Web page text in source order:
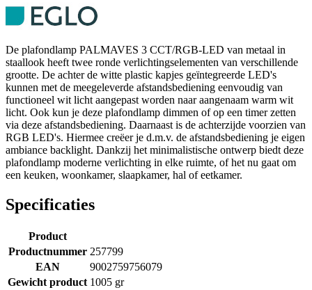
De plafondlamp PALMAVES 3 CCT/RGB-LED van metaal in
staallook heeft twee ronde verlichtingselementen van verschillende
grootte. De achter de witte plastic kapjes geïntegreerde LED's
kunnen met de meegeleverde afstandsbediening eenvoudig van
functioneel wit licht aangepast worden naar aangenaam warm wit
licht. Ook kun je deze plafondlamp dimmen of op een timer zetten
via deze afstandsbediening. Daarnaast is de achterzijde voorzien van
RGB LED's. Hiermee creëer je d.m.v. de afstandsbediening je eigen
ambiance backlight. Dankzij het minimalistische ontwerp biedt deze
plafondlamp moderne verlichting in elke ruimte, of het nu gaat om
een keuken, woonkamer, slaapkamer, hal of eetkamer.
Specificaties
Product
Productnummer 257799
EAN
9002759756079
Gewicht product 1005 gr